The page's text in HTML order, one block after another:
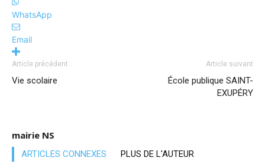
WhatsApp
Email
Article précédent
Vie scolaire
Article suivant
École publique SAINT-
EXUPÉRY
mairie NS
ARTICLES CONNEXES PLUS DE L'AUTEUR